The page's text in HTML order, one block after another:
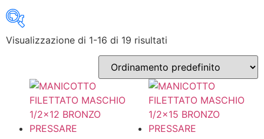
Inizia a digitare per attivare la ricerca
Visualizzazione di 1-16 di 19 risultati